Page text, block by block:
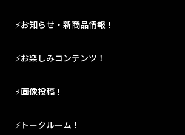
⚡お知らせ・新商品情報！
⚡お楽しみコンテンツ！
⚡画像投稿！
⚡トークルーム！